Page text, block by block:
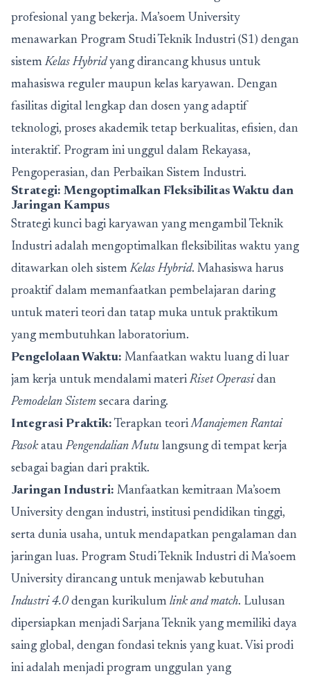
profesional yang bekerja. Ma’soem University
menawarkan Program Studi Teknik Industri (S1) dengan
sistem Kelas Hybridyang dirancang khusus untuk
mahasiswa reguler maupun kelas karyawan. Dengan
fasilitas digital lengkap dan dosen yang adaptif
teknologi, proses akademik tetap berkualitas, efisien, dan
interaktif. Program ini unggul dalam Rekayasa,
Pengoperasian, dan Perbaikan Sistem Industri.
Strategi: Mengoptimalkan Fleksibilitas Waktu dan
Jaringan Kampus
Strategi kunci bagi karyawan yang mengambil Teknik
Industri adalah mengoptimalkan fleksibilitas waktu yang
ditawarkan oleh sistem Kelas Hybrid. Mahasiswa harus
proaktif dalam memanfaatkan pembelajaran daring
untuk materi teori dan tatap muka untuk praktikum
yang membutuhkan laboratorium.
Pengelolaan Waktu: Manfaatkan waktu luang di luar
jam kerja untuk mendalami materi Riset Operasi dan
Pemodelan Sistem secara daring.
Integrasi Praktik: Terapkan teoriManajemen Rantai
Pasokatau Pengendalian Mutu langsung di tempat kerja
sebagai bagian dari praktik.
Jaringan Industri: Manfaatkan kemitraan Ma’soem
University dengan industri, institusi pendidikan tinggi,
serta dunia usaha, untuk mendapatkan pengalaman dan
jaringan luas. Program Studi Teknik Industri di Ma’soem
University dirancang untuk menjawab kebutuhan
Industri 4.0 dengan kurikulum link and match. Lulusan
dipersiapkan menjadi Sarjana Teknik yang memiliki daya
saing global, dengan fondasi teknis yang kuat. Visi prodi
ini adalah menjadi program unggulan yang